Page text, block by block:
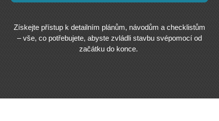
Získejte přístup k detailním plánům, návodům a checklistům
– vše, co potřebujete, abyste zvládli stavbu svépomocí od
začátku do konce.